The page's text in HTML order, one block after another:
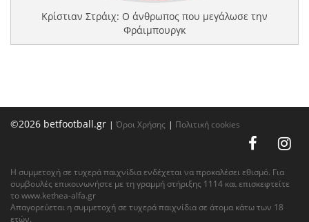
Κρίστιαν Στράιχ: Ο άνθρωπος που μεγάλωσε την
Φράιμπουργκ
©2026 betfootball.gr | Όροι Χρήσης | Πολιτική cookies
Η συμμετοχή σε τυχερά παιχνίδια ενδέχεται να προκαλέσει εθισμό. Για
συμβουλές επικοινωνήστε με τη γραμμή στήριξης 1114 και επισκεφτείτε
τοwww.kethea-alfa.gr
Απαγορεύεται η συμμετοχή σε τυχερά παιχνίδια σε άτομα κάτω των 18
ετών.